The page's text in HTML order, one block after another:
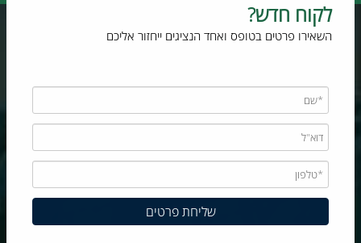
לקוח חדש?
השאירו פרטים בטופס ואחד הנציגים ייחזור אליכם